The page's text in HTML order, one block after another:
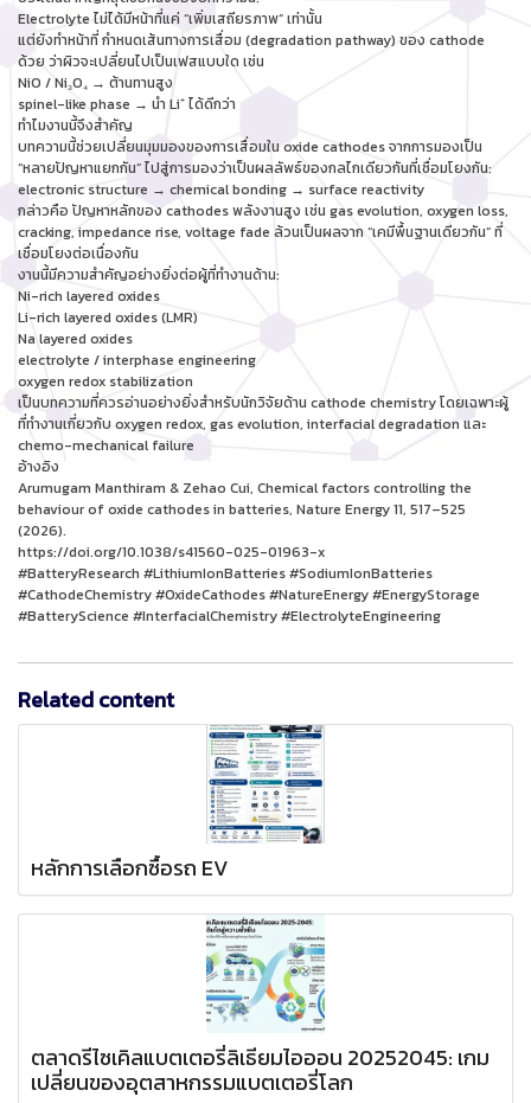
Electrolyte ไม่ได้มีหน้าที่แค่ “เพิ่มเสถียรภาพ” เท่านั้น
แต่ยังทำหน้าที่ กำหนดเส้นทางการเสื่อม (degradation pathway) ของ cathode
ด้วย ว่าผิวจะเปลี่ยนไปเป็นเฟสแบบใด เช่น
NiO / Ni₃O₄ → ต้านทานสูง
spinel-like phase → นำ Li⁺ ได้ดีกว่า
ทำไมงานนี้จึงสำคัญ
บทความนี้ช่วยเปลี่ยนมุมมองของการเสื่อมใน oxide cathodes จากการมองเป็น
“หลายปัญหาแยกกัน” ไปสู่การมองว่าเป็นผลลัพธ์ของกลไกเดียวกันที่เชื่อมโยงกัน:
electronic structure → chemical bonding → surface reactivity
กล่าวคือ ปัญหาหลักของ cathodes พลังงานสูง เช่น gas evolution, oxygen loss,
cracking, impedance rise, voltage fade ล้วนเป็นผลจาก “เคมีพื้นฐานเดียวกัน” ที่
เชื่อมโยงต่อเนื่องกัน
งานนี้มีความสำคัญอย่างยิ่งต่อผู้ที่ทำงานด้าน:
Ni-rich layered oxides
Li-rich layered oxides (LMR)
Na layered oxides
electrolyte / interphase engineering
oxygen redox stabilization
เป็นบทความที่ควรอ่านอย่างยิ่งสำหรับนักวิจัยด้าน cathode chemistry โดยเฉพาะผู้
ที่ทำงานเกี่ยวกับ oxygen redox, gas evolution, interfacial degradation และ
chemo-mechanical failure
อ้างอิง
Arumugam Manthiram & Zehao Cui, Chemical factors controlling the
behaviour of oxide cathodes in batteries, Nature Energy 11, 517–525
(2026).
https://doi.org/10.1038/s41560-025-01963-x
#BatteryResearch #LithiumIonBatteries #SodiumIonBatteries
#CathodeChemistry #OxideCathodes #NatureEnergy #EnergyStorage
#BatteryScience #InterfacialChemistry #ElectrolyteEngineering
Related content
หลักการเลือกซื้อรถ EV
ตลาดรีไซเคิลแบตเตอรี่ลิเธียมไอออน 20252045: เกม
เปลี่ยนของอุตสาหกรรมแบตเตอรี่โลก